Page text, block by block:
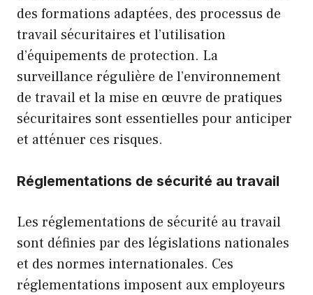
des formations adaptées, des processus de
travail sécuritaires et l’utilisation
d’équipements de protection. La
surveillance régulière de l’environnement
de travail et la mise en œuvre de pratiques
sécuritaires sont essentielles pour anticiper
et atténuer ces risques.
Réglementations de sécurité au travail
Les réglementations de sécurité au travail
sont définies par des législations nationales
et des normes internationales. Ces
réglementations imposent aux employeurs